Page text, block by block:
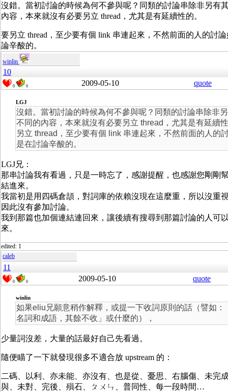
沒錯。當初討論的時候為何不參與呢？同類的討論串除非另有
內容，本來就沒有必要另立 thread，尤其是有延續性的。
要另立 thread，至少要有個 link 串連起來，不然前面的人的討
論辛酸的。
winlin
10
0 0 2009-05-10 quote
LGJ
沒錯。當初討論的時候為何不參與呢？同類的討論串除非
不同的內容，本來就沒有必要另立 thread，尤其是有延續
另立 thread，至少要有個 link 串連起來，不然前面的人的
是在討論辛酸的。
LGJ兄：
那串討論我有看過，只是一時忘了，感謝提醒，也感謝您剛剛
結進來。
我當初是用四碼倉頡，對詞庫的依賴沒現在這麼重，所以沒重
因此沒有參加討論。
我到那篇也加個連結連回來，讓後續有搜尋到那篇討論的人可
來。
edited: 1
caleb
11
0 0 2009-05-10 quote
winlin
如果eliu兄願意稍作解釋，或提一下收詞原則的話（譬如：
名詞和成語，其餘不收」或什麼的），
少量詞沒差，大量的話最好自己先看過。
隨便瞄了一下就發現很多不適合放 upstream 的：
二碼、以利、亦未能、亦沒有、也是從、憂思、右腦傷、未完
與、未對、完後、殞石、ㄆㄨㄣ、普同性、每一段時間…